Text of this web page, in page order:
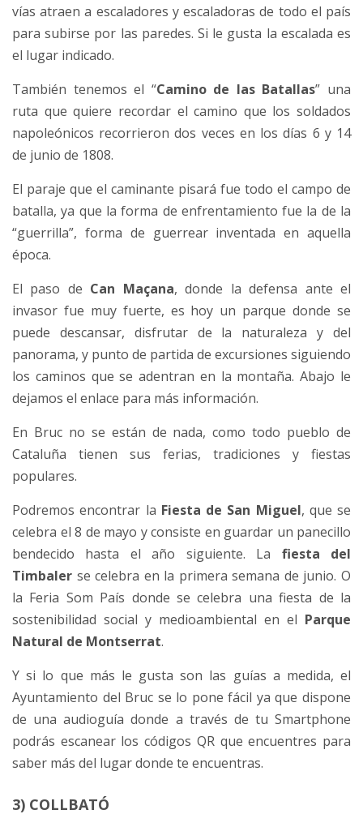
vías atraen a escaladores y escaladoras de todo el país
para subirse por las paredes. Si le gusta la escalada es
el lugar indicado.
También tenemos el “Camino de las Batallas” una
ruta que quiere recordar el camino que los soldados
napoleónicos recorrieron dos veces en los días 6 y 14
de junio de 1808.
El paraje que el caminante pisará fue todo el campo de
batalla, ya que la forma de enfrentamiento fue la de la
“guerrilla”, forma de guerrear inventada en aquella
época.
El paso de Can Maçana, donde la defensa ante el
invasor fue muy fuerte, es hoy un parque donde se
puede descansar, disfrutar de la naturaleza y del
panorama, y ​​punto de partida de excursiones siguiendo
los caminos que se adentran en la montaña. Abajo le
dejamos el enlace para más información.
En Bruc no se están de nada, como todo pueblo de
Cataluña tienen sus ferias, tradiciones y fiestas
populares.
Podremos encontrar la Fiesta de San Miguel, que se
celebra el 8 de mayo y consiste en guardar un panecillo
bendecido hasta el año siguiente. La fiesta del
Timbaler se celebra en la primera semana de junio. O
la Feria Som País donde se celebra una fiesta de la
sostenibilidad social y medioambiental en el Parque
Natural de Montserrat.
Y si lo que más le gusta son las guías a medida, el
Ayuntamiento del Bruc se lo pone fácil ya que dispone
de una audioguía donde a través de tu Smartphone
podrás escanear los códigos QR que encuentres para
saber más del lugar donde te encuentras.
3) COLLBATÓ